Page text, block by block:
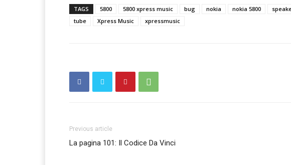
TAGS 5800 5800 xpress music bug nokia nokia 5800
tube
Xpress Music xpressmusic
Previous article
La pagina 101: Il Codice Da Vinci